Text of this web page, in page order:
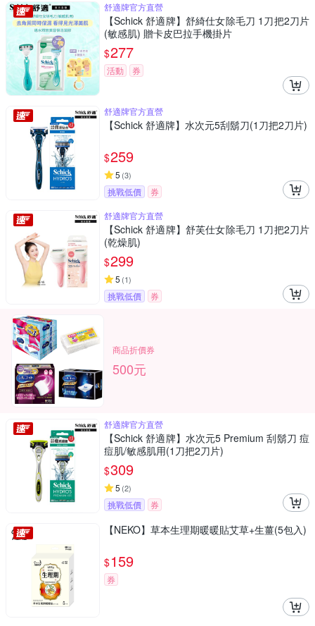
舒適牌官方直營
【Schick 舒適牌】舒綺仕女除毛刀 1刀把2刀片
(敏感肌) 贈卡皮巴拉手機掛片
$277
活動 券
舒適牌官方直營
【Schick 舒適牌】水次元5刮鬍刀(1刀把2刀片)
$259
5 (3)
挑戰低價
券
舒適牌官方直營
【Schick 舒適牌】舒芙仕女除毛刀 1刀把2刀片
(乾燥肌)
$299
5 (1)
挑戰低價 券
商品折價券
500元
舒適牌官方直營
【Schick 舒適牌】水次元5 Premium 刮鬍刀 痘
痘肌/敏感肌用(1刀把2刀片)
$309
5 (2)
挑戰低價 券
【NEKO】草本生理期暖暖貼艾草+生薑(5包入)
$159
券